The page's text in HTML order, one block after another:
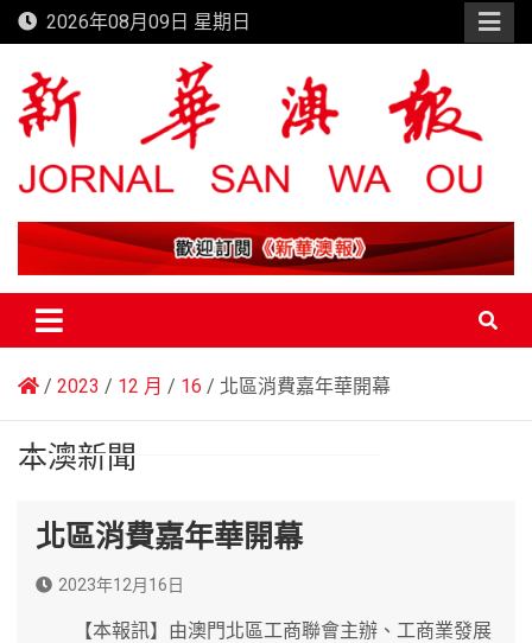
Skip
to
content
2026年08月09日 星期日
新華澳報
2023 12 月 16 北區消費嘉年華開幕
本澳新聞
北區消費嘉年華開幕
2023年12月16日
【本報訊】由澳門北區工商聯會主辦、工商業發展